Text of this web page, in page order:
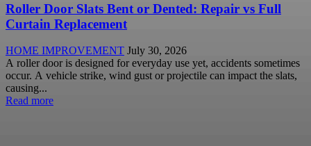
Roller Door Slats Bent or Dented: Repair vs Full
Curtain Replacement
HOME IMPROVEMENT July 30, 2026
A roller door is designed for everyday use yet, accidents sometimes
occur. A vehicle strike, wind gust or projectile can impact the slats,
causing...
Read more